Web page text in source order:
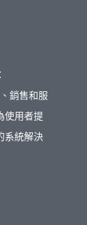
銷售和服
使用者提
系統解決